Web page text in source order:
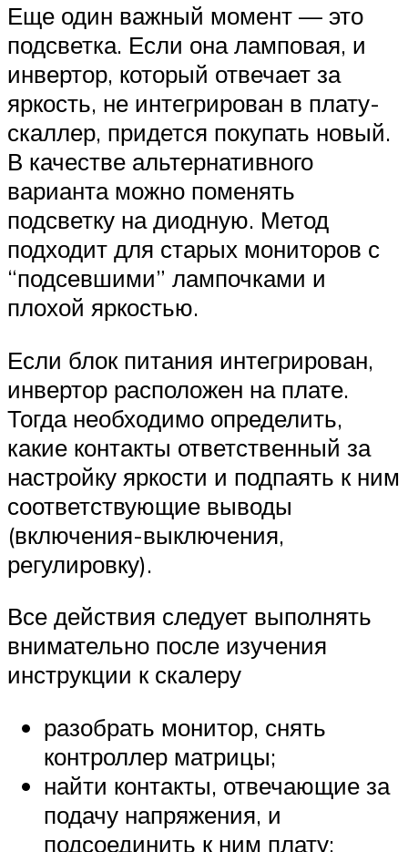
Еще один важный момент — это
подсветка. Если она ламповая, и
инвертор, который отвечает за
яркость, не интегрирован в плату-
скаллер, придется покупать новый.
В качестве альтернативного
варианта можно поменять
подсветку на диодную. Метод
подходит для старых мониторов с
“подсевшими” лампочками и
плохой яркостью.
Если блок питания интегрирован,
инвертор расположен на плате.
Тогда необходимо определить,
какие контакты ответственный за
настройку яркости и подпаять к ним
соответствующие выводы
(включения-выключения,
регулировку).
Все действия следует выполнять
внимательно после изучения
инструкции к скалеру
разобрать монитор, снять
контроллер матрицы;
найти контакты, отвечающие за
подачу напряжения, и
подсоединить к ним плату;